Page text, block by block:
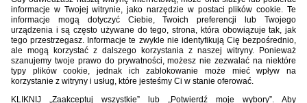
Aleksandra Bogucka, Kinga Wyrwas i Julia Langosz. 26 lutego
Polki zagrają towarzysko z Portugalią.
23 lutego 2025, Pampilhosa